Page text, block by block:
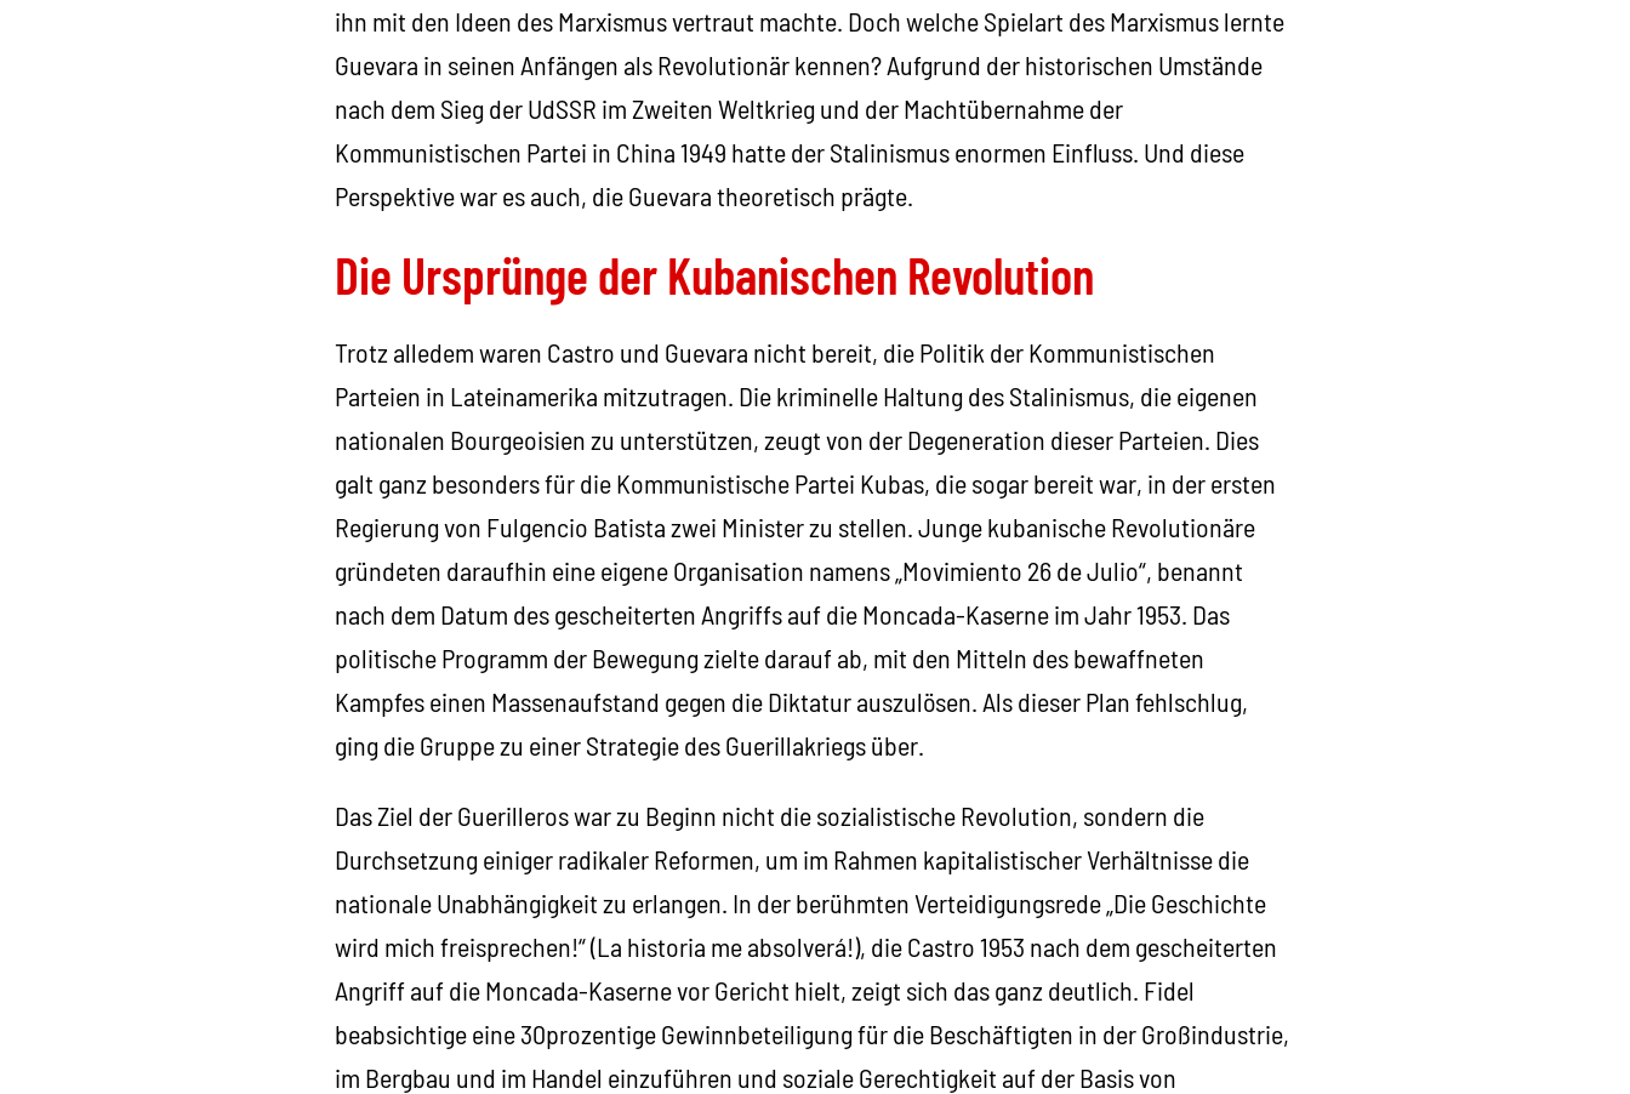
ihn mit den Ideen des Marxismus vertraut machte. Doch welche Spielart des Marxismus lernte
Guevara in seinen Anfängen als Revolutionär kennen? Aufgrund der historischen Umstände
nach dem Sieg der UdSSR im Zweiten Weltkrieg und der Machtübernahme der
Kommunistischen Partei in China 1949 hatte der Stalinismus enormen Einfluss. Und diese
Perspektive war es auch, die Guevara theoretisch prägte.
Die Ursprünge der Kubanischen Revolution
Trotz alledem waren Castro und Guevara nicht bereit, die Politik der Kommunistischen
Parteien in Lateinamerika mitzutragen. Die kriminelle Haltung des Stalinismus, die eigenen
nationalen Bourgeoisien zu unterstützen, zeugt von der Degeneration dieser Parteien. Dies
galt ganz besonders für die Kommunistische Partei Kubas, die sogar bereit war, in der ersten
Regierung von Fulgencio Batista zwei Minister zu stellen. Junge kubanische Revolutionäre
gründeten daraufhin eine eigene Organisation namens „Movimiento 26 de Julio“, benannt
nach dem Datum des gescheiterten Angriffs auf die Moncada-Kaserne im Jahr 1953. Das
politische Programm der Bewegung zielte darauf ab, mit den Mitteln des bewaffneten
Kampfes einen Massenaufstand gegen die Diktatur auszulösen. Als dieser Plan fehlschlug,
ging die Gruppe zu einer Strategie des Guerillakriegs über.
Das Ziel der Guerilleros war zu Beginn nicht die sozialistische Revolution, sondern die
Durchsetzung einiger radikaler Reformen, um im Rahmen kapitalistischer Verhältnisse die
nationale Unabhängigkeit zu erlangen. In der berühmten Verteidigungsrede „Die Geschichte
wird mich freisprechen!“ (La historia me absolverá!), die Castro 1953 nach dem gescheiterten
Angriff auf die Moncada-Kaserne vor Gericht hielt, zeigt sich das ganz deutlich. Fidel
beabsichtige eine 30prozentige Gewinnbeteiligung für die Beschäftigten in der Großindustrie,
im Bergbau und im Handel einzuführen und soziale Gerechtigkeit auf der Basis von